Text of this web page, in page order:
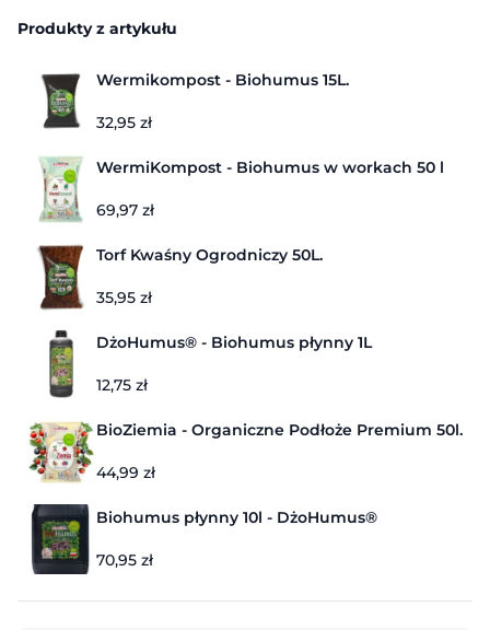
Produkty z artykułu
Wermikompost - Biohumus 15L.
32,95 zł
WermiKompost - Biohumus w workach 50 l
69,97 zł
Torf Kwaśny Ogrodniczy 50L.
35,95 zł
DżoHumus® - Biohumus płynny 1L
12,75 zł
BioZiemia - Organiczne Podłoże Premium 50l.
44,99 zł
Biohumus płynny 10l - DżoHumus®
70,95 zł